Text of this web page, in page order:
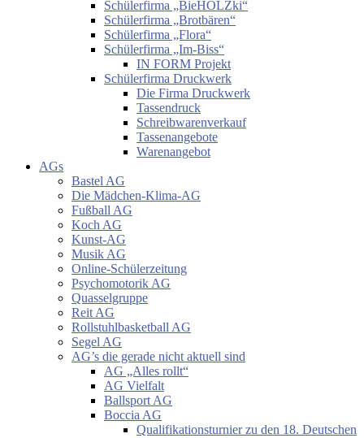
Schülerfirma „BieHOLZki“
Schülerfirma „Brotbären“
Schülerfirma „Flora“
Schülerfirma „Im-Biss“
IN FORM Projekt
Schülerfirma Druckwerk
Die Firma Druckwerk
Tassendruck
Schreibwarenverkauf
Tassenangebote
Warenangebot
AGs
Bastel AG
Die Mädchen-Klima-AG
Fußball AG
Koch AG
Kunst-AG
Musik AG
Online-Schülerzeitung
Psychomotorik AG
Quasselgruppe
Reit AG
Rollstuhlbasketball AG
Segel AG
AG’s die gerade nicht aktuell sind
AG „Alles rollt“
AG Vielfalt
Ballsport AG
Boccia AG
Qualifikationsturnier zu den 18. Deutschen